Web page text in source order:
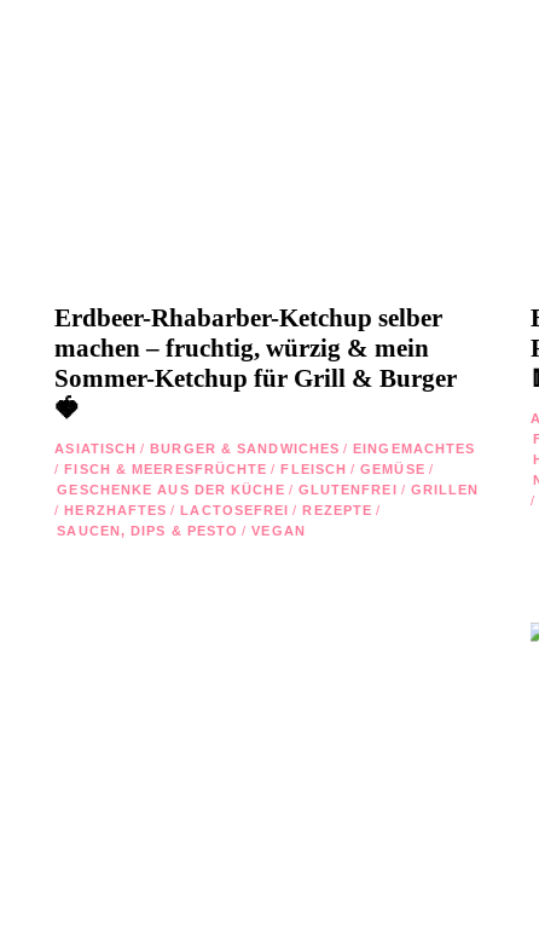
Erdbeer-Rhabarber-Ketchup selber
machen – fruchtig, würzig & mein
Sommer-Ketchup für Grill & Burger
🍓
ASIATISCH / BURGER & SANDWICHES / EINGEMACHTES
/ FISCH & MEERESFRÜCHTE / FLEISCH / GEMÜSE /
GESCHENKE AUS DER KÜCHE / GLUTENFREI / GRILLEN
/ HERZHAFTES / LACTOSEFREI / REZEPTE /
SAUCEN, DIPS & PESTO / VEGAN
/